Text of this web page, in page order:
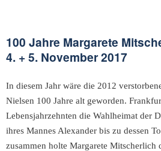
100 Jahre Margarete
4. + 5. November 2017
In diesem Jahr wäre die 2012
Nielsen 100 Jahre alt geworden.
Lebensjahrzehnten die Wahlheimat der
ihres Mannes Alexander bis zu dessen
zusammen holte Margarete Mitscherlich